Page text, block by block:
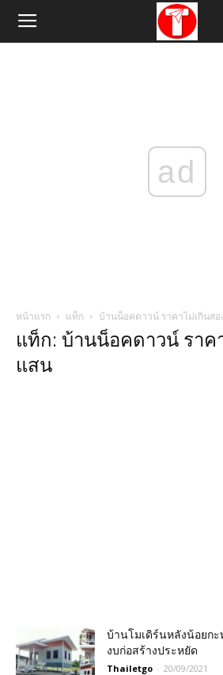
ad
หน้าแรก แท็ก บ้านน็อคดาวน์ ราคาไม่เกินส
แท็ก: บ้านน็อคดาวน์ ราค
แสน
บ้านโมเดิร์นหลังน้อยกะ
งบก่อสร้างประหยัด
Thailetgo - 20/09/2021